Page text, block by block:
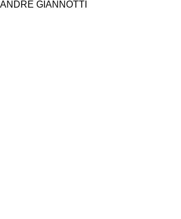
ANDRE GIANNOTTI